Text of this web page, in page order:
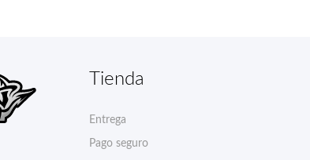
Tienda
Entrega
Pago seguro